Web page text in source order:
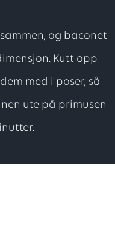
og baconet
Kutt opp
med i poser, så
ute på primusen